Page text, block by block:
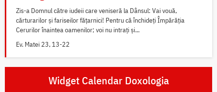
Zis-a Domnul către iudeii care veniseră la Dânsul: Vai vouă,
cărturarilor și fariseilor fățarnici! Pentru că închideți Împărăția
Cerurilor înaintea oamenilor; voi nu intrați și...
Ev. Matei 23, 13-22
Widget Calendar Doxologia